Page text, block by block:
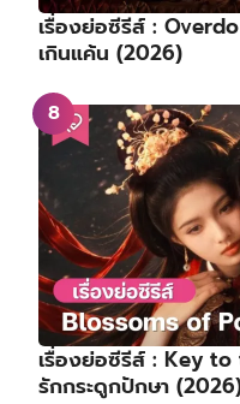
เรื่องย่อซีรีส์ :
เกินแค้น (2026)
เรื่องย่อซีรีส์ : Key
รักกระดูกปักษา